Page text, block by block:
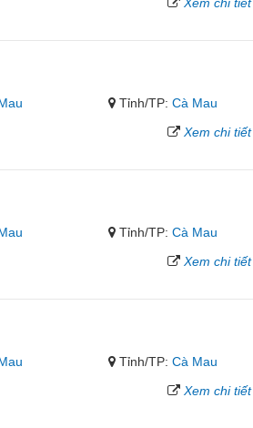
Tỉnh/TP:Cà Mau
Xem chi tiết
Tỉnh/TP:Cà Mau
Xem chi tiết
Tỉnh/TP:Cà Mau
Xem chi tiết